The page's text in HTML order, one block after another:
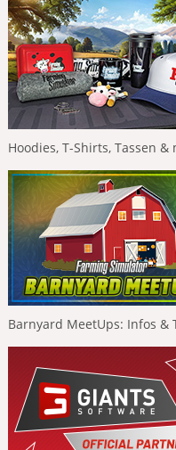
Hoodies, T-Shirts, Tassen
Barnyard MeetUps: Infos &